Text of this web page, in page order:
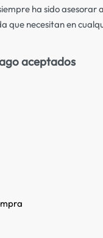
ha sido asesorar
que necesitan en
aceptados